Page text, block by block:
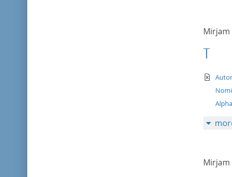
Mirjam
T
Mirjam